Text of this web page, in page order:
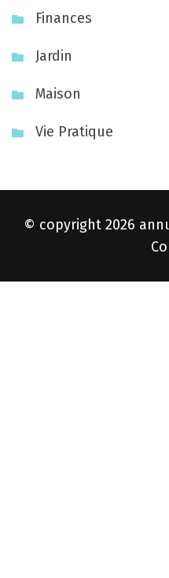
Finances
Jardin
Maison
Vie Pratique
© copyright 2026